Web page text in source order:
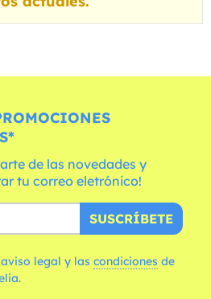
de las novedades y
tu correo eletrónico!
SUSCRÍBETE
legal y las condiciones